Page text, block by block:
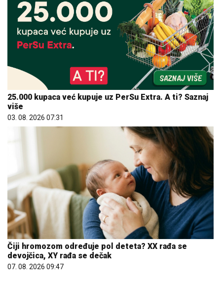
25.000 kupaca već kupuje uz PerSu Extra. A ti? Saznaj
više
03. 08. 2026 07:31
Čiji hromozom određuje pol deteta? XX rađa se
devojčica, XY rađa se dečak
07. 08. 2026 09:47